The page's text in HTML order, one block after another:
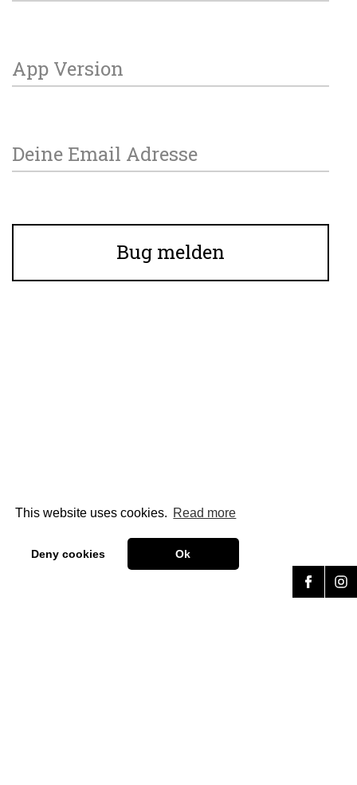
This website uses cookies. Read more
Deny cookies Ok
App Version
Deine Email Adresse
Bug melden